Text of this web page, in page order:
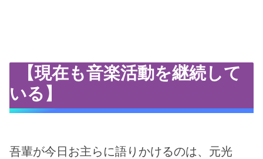
【現在も音楽活動を継続して
いる】
吾輩が今日お主らに語りかけるのは、元光